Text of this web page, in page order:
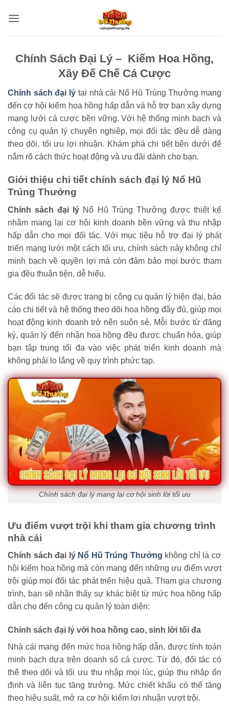
qua
Chính Sách Đại Lý – Kiếm Hoa Hồng,
Xây Đế Chế Cá Cược
Chính sách đại lý tại nhà cái Nổ Hũ Trúng Thưởng mang
đến cơ hội kiếm hoa hồng hấp dẫn và hỗ trợ bạn xây dựng
mạng lưới cá cược bền vững. Với hệ thống minh bạch và
công cụ quản lý chuyên nghiệp, mọi đối tác đều dễ dàng
theo dõi, tối ưu lợi nhuận. Khám phá chi tiết bên dưới để
nắm rõ cách thức hoạt động và ưu đãi dành cho bạn.
Giới thiệu chi tiết chính sách đại lý Nổ Hũ
Trúng Thưởng
Chính sách đại lý Nổ Hũ Trúng Thưởng được thiết kế
nhằm mang lại cơ hội kinh doanh bền vững và thu nhập
hấp dẫn cho mọi đối tác. Với mục tiêu hỗ trợ đại lý phát
triển mạng lưới một cách tối ưu, chính sách này không chỉ
minh bạch về quyền lợi mà còn đảm bảo mọi bước tham
gia đều thuận tiện, dễ hiểu.
Các đối tác sẽ được trang bị công cụ quản lý hiện đại, báo
cáo chi tiết và hệ thống theo dõi hoa hồng đầy đủ, giúp mọi
hoạt động kinh doanh trở nên suôn sẻ. Mỗi bước từ đăng
ký, quản lý đến nhận hoa hồng đều được chuẩn hóa, giúp
bạn tập trung tối đa vào việc phát triển kinh doanh mà
không phải lo lắng về quy trình phức tạp.
Chính sách đại lý mang lại cơ hội sinh lời tối ưu
Ưu điểm vượt trội khi tham gia chương trình
nhà cái
Chính sách đại lý Nổ Hũ Trúng Thưởng không chỉ là cơ
hội kiếm hoa hồng mà còn mang đến những ưu điểm vượt
trội giúp mọi đối tác phát triển hiệu quả. Tham gia chương
trình, bạn sẽ nhận thấy sự khác biệt từ mức hoa hồng hấp
dẫn cho đến công cụ quản lý toàn diện:
Chính sách đại lý với hoa hồng cao, sinh lời tối đa
Nhà cái mang đến mức hoa hồng hấp dẫn, được tính toán
minh bạch dựa trên doanh số cá cược. Từ đó, đối tác có
thể theo dõi và tối ưu thu nhập mọi lúc, giúp thu nhập ổn
định và liên tục tăng trưởng. Mức chiết khấu có thể tăng
theo hiệu suất, mở ra cơ hội kiếm lợi nhuận vượt trội.